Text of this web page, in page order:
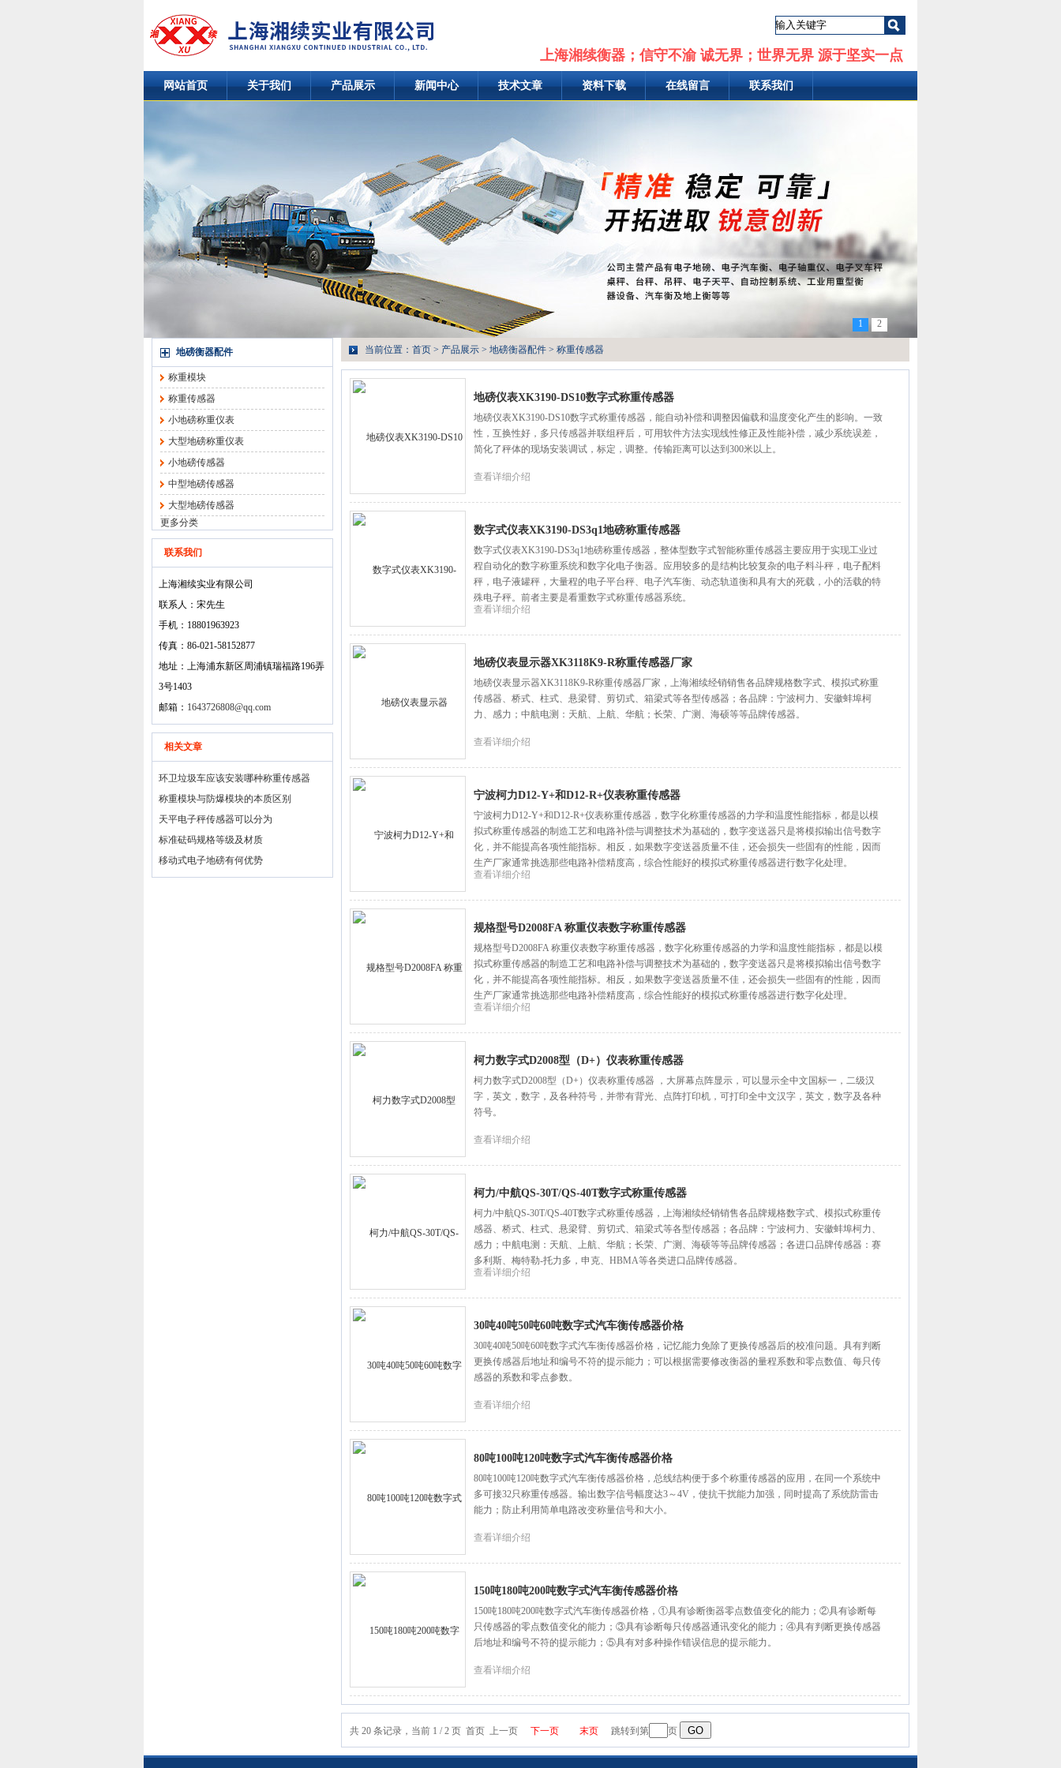
上海湘续衡器；信守不渝 诚无界；世界无界 源于坚实一点
网站首页 关于我们 产品展示 新闻中心 技术文章 资料下载 在线留言 联系我们
1 2
地磅衡器配件
称重模块
称重传感器
小地磅称重仪表
大型地磅称重仪表
小地磅传感器
中型地磅传感器
大型地磅传感器
更多分类
联系我们
上海湘续实业有限公司
联系人：宋先生
手机：18801963923
传真：86-021-58152877
地址：上海浦东新区周浦镇瑞福路196弄
3号1403
邮箱： 1643726808@qq.com
相关文章
环卫垃圾车应该安装哪种称重传感器
称重模块与防爆模块的本质区别
天平电子秤传感器可以分为
标准砝码规格等级及材质
移动式电子地磅有何优势
当前位置： 首页 > 产品展示 > 地磅衡器配件 > 称重传感器
地磅仪表XK3190-DS10数字式称重传感器
地磅仪表XK3190-DS10数字式称重传感器，能自动补偿和调整因偏载和温度变化产生的影响。一致
性，互换性好，多只传感器并联组秤后，可用软件方法实现线性修正及性能补偿，减少系统误差，
简化了秤体的现场安装调试，标定，调整。传输距离可以达到300米以上。
查看详细介绍
数字式仪表XK3190-DS3q1地磅称重传感器
数字式仪表XK3190-DS3q1地磅称重传感器，整体型数字式智能称重传感器主要应用于实现工业过
程自动化的数字称重系统和数字化电子衡器。应用较多的是结构比较复杂的电子料斗秤，电子配料
秤，电子液罐秤，大量程的电子平台秤、电子汽车衡、动态轨道衡和具有大的死载，小的活载的特
殊电子秤。前者主要是看重数字式称重传感器系统。
查看详细介绍
地磅仪表显示器XK3118K9-R称重传感器厂家
地磅仪表显示器XK3118K9-R称重传感器厂家，上海湘续经销销售各品牌规格数字式、模拟式称重
传感器、桥式、柱式、悬梁臂、剪切式、箱梁式等各型传感器；各品牌：宁波柯力、安徽蚌埠柯
力、感力；中航电测：天航、上航、华航；长荣、广测、海硕等等品牌传感器。
查看详细介绍
宁波柯力D12-Y+和D12-R+仪表称重传感器
宁波柯力D12-Y+和D12-R+仪表称重传感器，数字化称重传感器的力学和温度性能指标，都是以模
拟式称重传感器的制造工艺和电路补偿与调整技术为基础的，数字变送器只是将模拟输出信号数字
化，并不能提高各项性能指标。相反，如果数字变送器质量不佳，还会损失一些固有的性能，因而
生产厂家通常挑选那些电路补偿精度高，综合性能好的模拟式称重传感器进行数字化处理。
查看详细介绍
规格型号D2008FA 称重仪表数字称重传感器
规格型号D2008FA 称重仪表数字称重传感器，数字化称重传感器的力学和温度性能指标，都是以模
拟式称重传感器的制造工艺和电路补偿与调整技术为基础的，数字变送器只是将模拟输出信号数字
化，并不能提高各项性能指标。相反，如果数字变送器质量不佳，还会损失一些固有的性能，因而
生产厂家通常挑选那些电路补偿精度高，综合性能好的模拟式称重传感器进行数字化处理。
查看详细介绍
柯力数字式D2008型（D+）仪表称重传感器
柯力数字式D2008型（D+）仪表称重传感器 ，大屏幕点阵显示，可以显示全中文国标一，二级汉
字，英文，数字，及各种符号，并带有背光、点阵打印机，可打印全中文汉字，英文，数字及各种
符号。
查看详细介绍
柯力/中航QS-30T/QS-40T数字式称重传感器
柯力/中航QS-30T/QS-40T数字式称重传感器，上海湘续经销销售各品牌规格数字式、模拟式称重传
感器、桥式、柱式、悬梁臂、剪切式、箱梁式等各型传感器；各品牌：宁波柯力、安徽蚌埠柯力、
感力；中航电测：天航、上航、华航；长荣、广测、海硕等等品牌传感器；各进口品牌传感器：赛
多利斯、梅特勒-托力多，申克、HBMA等各类进口品牌传感器。
查看详细介绍
30吨40吨50吨60吨数字式汽车衡传感器价格
30吨40吨50吨60吨数字式汽车衡传感器价格，记忆能力免除了更换传感器后的校准问题。具有判断
更换传感器后地址和编号不符的提示能力；可以根据需要修改衡器的量程系数和零点数值、每只传
感器的系数和零点参数。
查看详细介绍
80吨100吨120吨数字式汽车衡传感器价格
80吨100吨120吨数字式汽车衡传感器价格，总线结构便于多个称重传感器的应用，在同一个系统中
多可接32只称重传感器。输出数字信号幅度达3～4V，使抗干扰能力加强，同时提高了系统防雷击
能力；防止利用简单电路改变称量信号和大小。
查看详细介绍
150吨180吨200吨数字式汽车衡传感器价格
150吨180吨200吨数字式汽车衡传感器价格，①具有诊断衡器零点数值变化的能力；②具有诊断每
只传感器的零点数值变化的能力；③具有诊断每只传感器通讯变化的能力；④具有判断更换传感器
后地址和编号不符的提示能力；⑤具有对多种操作错误信息的提示能力。
查看详细介绍
共 20 条记录，当前 1 / 2 页 首页 上一页 下一页 末页 跳转到第 页